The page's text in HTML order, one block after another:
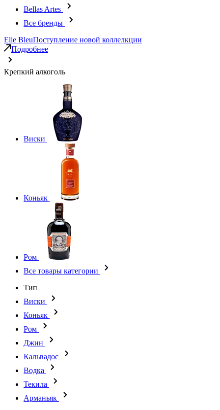
Bellas Artes
Все бренды
Elie BleuПоступление новой коллелкции
Подробнее
Крепкий алкоголь
Виски
Коньяк
Ром
Все товары категории
Тип
Виски
Коньяк
Ром
Джин
Кальвадос
Водка
Текила
Арманьяк